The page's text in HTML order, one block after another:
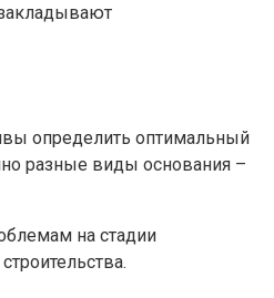
определить оптимальный
разные виды основания –
на стадии